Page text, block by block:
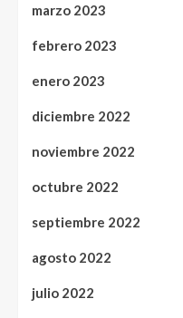
marzo 2023
febrero 2023
enero 2023
diciembre 2022
noviembre 2022
octubre 2022
septiembre 2022
agosto 2022
julio 2022